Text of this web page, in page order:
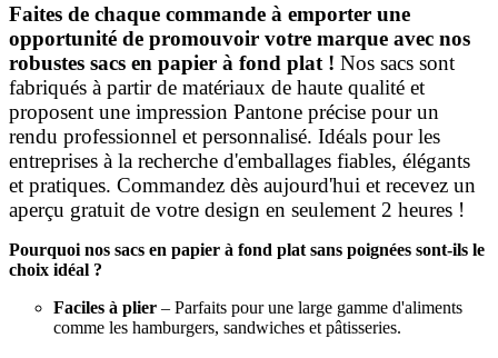
Faites de chaque commande à emporter une
opportunité de promouvoir votre marque avec nos
robustes sacs en papier à fond plat ! Nos sacs sont
fabriqués à partir de matériaux de haute qualité et
proposent une impression Pantone précise pour un
rendu professionnel et personnalisé. Idéals pour les
entreprises à la recherche d'emballages fiables, élégants
et pratiques. Commandez dès aujourd'hui et recevez un
aperçu gratuit de votre design en seulement 2 heures !
Pourquoi nos sacs en papier à fond plat sans poignées sont-ils le
choix idéal ?
Faciles à plier – Parfaits pour une large gamme d'aliments
comme les hamburgers, sandwiches et pâtisseries.